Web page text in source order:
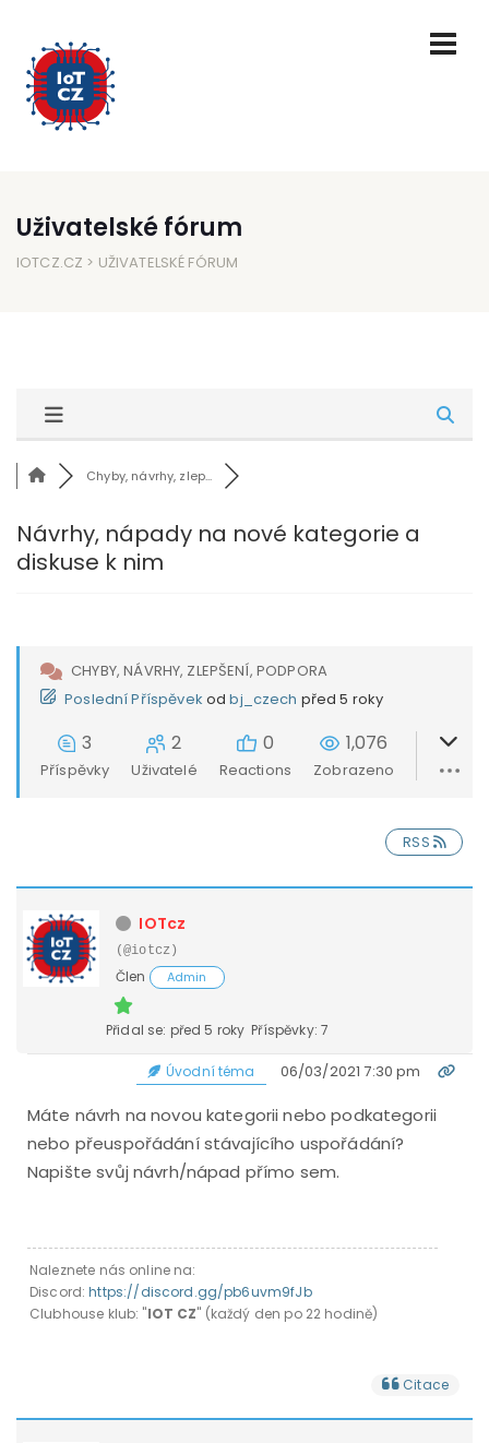
Uživatelské fórum
IOTCZ.CZ > UŽIVATELSKÉ FÓRUM
Chyby, návrhy, zlep...
Návrhy, nápady na nové kategorie a
diskuse k nim
CHYBY, NÁVRHY, ZLEPŠENÍ, PODPORA
Poslední Příspěvek od bj_czech před 5 roky
3
Příspěvky
2
Uživatelé
0
Reactions
1,076
Zobrazeno
RSS
IOTcz
(@iotcz)
Člen Admin
Přidal se: před 5 roky Příspěvky: 7
Úvodní téma 06/03/2021 7:30 pm
Máte návrh na novou kategorii nebo podkategorii
nebo přeuspořádání stávajícího uspořádání?
Napište svůj návrh/nápad přímo sem.
Naleznete nás online na:
Discord:https://discord.gg/pb6uvm9fJb
Clubhouse klub: "IOT CZ" (každý den po 22 hodině)
Citace